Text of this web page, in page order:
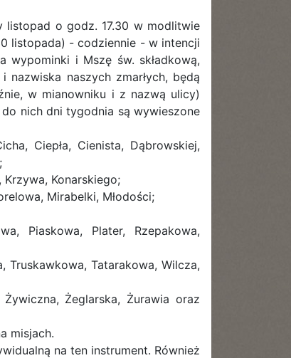
listopad o godz. 17.30 w modlitwie
listopada) - codziennie - w intencji
wypominki i Mszę św. składkową,
naszych zmarłych, będą
w mianowniku i z nazwą ulicy)
nich dni tygodnia są wywieszone
Ciepła, Cienista, Dąbrowskiej,
Krzywa, Konarskiego;
Mirabelki, Młodości;
Piaskowa, Plater, Rzepakowa,
Truskawkowa, Tatarakowa, Wilcza,
Żeglarska, Żurawia oraz
misjach.
na ten instrument. Również